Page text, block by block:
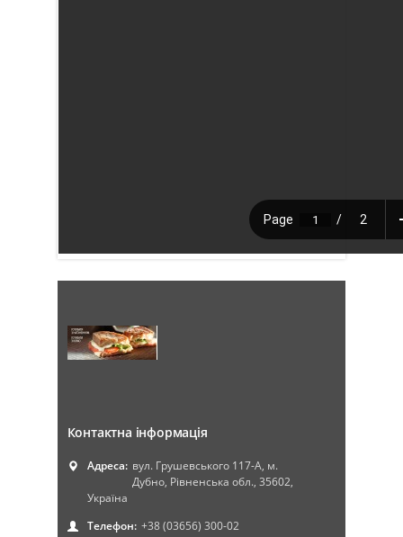
Контактна інформація
Адреса: вул. Грушевського 117-А, м.
Дубно, Рівненська обл., 35602,
Україна
Телефон: +38 (03656) 300-02